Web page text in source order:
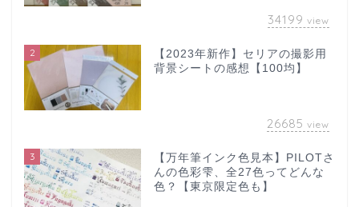
34199 view
2
【2023年新作】セリアの撮影用
背景シートの感想【100均】
26685 view
3
【万年筆インク色見本】PILOTさ
んの色彩雫、全27色ってどんな
色？【東京限定色も】